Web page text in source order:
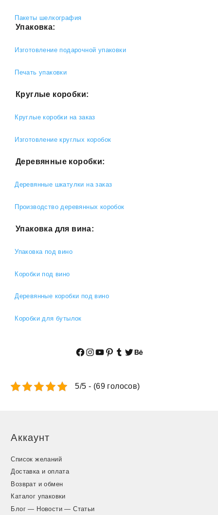
Пакеты шелкография
Упаковка:
Изготовление подарочной упаковки
Печать упаковки
Круглые коробки:
Круглые коробки на заказ
Изготовление круглых коробок
Деревянные коробки:
Деревянные шкатулки на заказ
Производство деревянных коробок
Упаковка для вина:
Упаковка под вино
Коробки под вино
Деревянные коробки под вино
Коробки для бутылок
Facebook
Instagram
YouTube
Pinterest
Tumblr
Twitter
Behance
5/5 - (69 голосов)
Аккаунт
Список желаний
Доставка и оплата
Возврат и обмен
Каталог упаковки
Блог — Новости — Статьи